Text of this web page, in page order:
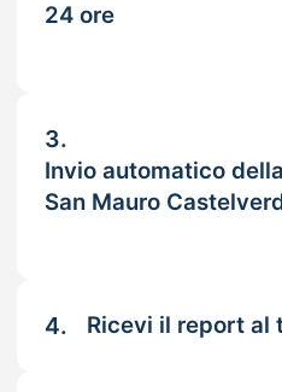
24 ore
3.
Invio automatico
San Mauro
4. Ricevi il report al